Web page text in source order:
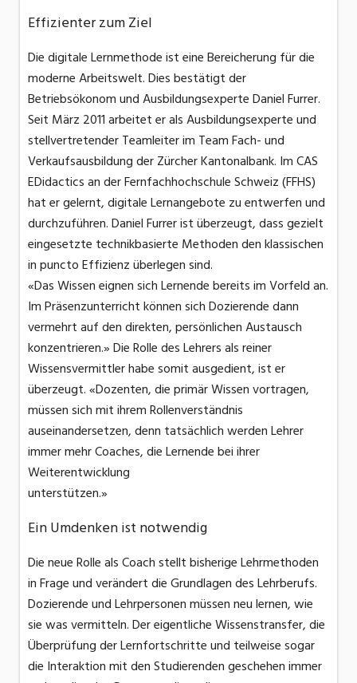
Effizienter zum Ziel
Die digitale Lernmethode ist eine Bereicherung für die
moderne Arbeitswelt. Dies bestätigt der
Betriebsökonom und Ausbildungsexperte Daniel Furrer.
Seit März 2011 arbeitet er als Ausbildungsexperte und
stellvertretender Teamleiter im Team Fach- und
Verkaufsausbildung der Zürcher Kantonalbank. Im CAS
EDidactics an der Fernfachhochschule Schweiz (FFHS)
hat er gelernt, digitale Lernangebote zu entwerfen und
durchzuführen. Daniel Furrer ist überzeugt, dass gezielt
eingesetzte technikbasierte Methoden den klassischen
in puncto Effizienz überlegen sind.
«Das Wissen eignen sich Lernende bereits im Vorfeld an.
Im Präsenzunterricht können sich Dozierende dann
vermehrt auf den direkten, persönlichen Austausch
konzentrieren.» Die Rolle des Lehrers als reiner
Wissensvermittler habe somit ausgedient, ist er
überzeugt. «Dozenten, die primär Wissen vortragen,
müssen sich mit ihrem Rollenverständnis
auseinandersetzen, denn tatsächlich werden Lehrer
immer mehr Coaches, die Lernende bei ihrer
Weiterentwicklung
unterstützen.»
Ein Umdenken ist notwendig
Die neue Rolle als Coach stellt bisherige Lehrmethoden
in Frage und verändert die Grundlagen des Lehrberufs.
Dozierende und Lehrpersonen müssen neu lernen, wie
sie was vermitteln. Der eigentliche Wissenstransfer, die
Überprüfung der Lernfortschritte und teilweise sogar
die Interaktion mit den Studierenden geschehen immer